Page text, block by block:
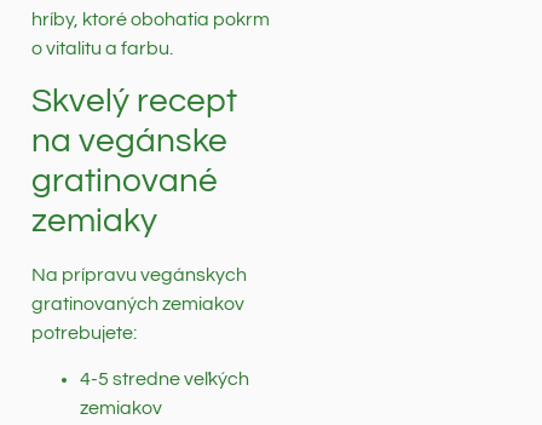
hríby, ktoré obohatia pokrm
o vitalitu a farbu.
Skvelý recept
na vegánske
gratinované
zemiaky
Na prípravu vegánskych
gratinovaných zemiakov
potrebujete:
4-5 stredne veľkých
zemiakov